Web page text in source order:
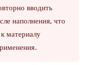
вводить
наполнения, что
материалу